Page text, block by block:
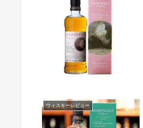
ウィスキーレビュー